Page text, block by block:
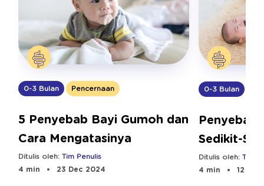
0-3 Bulan Pencernaan
5 Penyebab Bayi Gumoh dan
Cara Mengatasinya
Ditulis oleh: Tim Penulis
4 min
23 Dec 2024
0-3 Bulan
Penyebab
Sedikit-
Normal?
Ditulis oleh: Tim
4 min
12